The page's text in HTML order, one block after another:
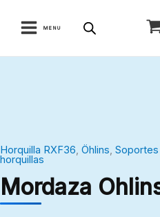
MENU
Horquilla RXF36, Öhlins,
horquillas
Mordaza